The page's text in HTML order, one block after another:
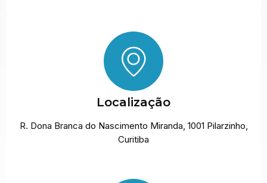
Localização
R. Dona Branca do Nascimento Miranda, 1001 Pilarzinho,
Curitiba